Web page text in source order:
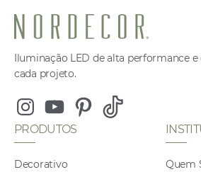
Iluminação LED de alta performance
cada projeto.
InstagramYoutubePinterest
Tiktok
PRODUTOS
Decorativo
Quem